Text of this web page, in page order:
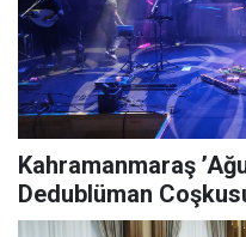
Kahramanmaraş
Dedublüman